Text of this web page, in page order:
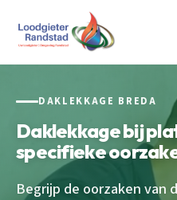
DAKLEKKAGE BREDA
Daklekkage bij
specifieke
Begrijp de oorzaken van